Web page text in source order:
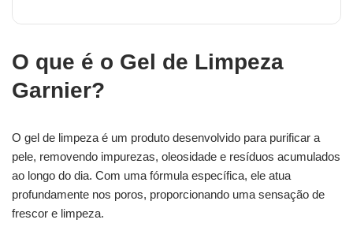
O que é o Gel de Limpeza
Garnier?
O gel de limpeza é um produto desenvolvido para purificar a
pele, removendo impurezas, oleosidade e resíduos acumulados
ao longo do dia. Com uma fórmula específica, ele atua
profundamente nos poros, proporcionando uma sensação de
frescor e limpeza.